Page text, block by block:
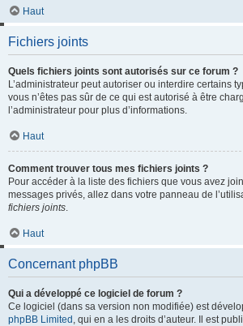
Haut
Fichiers joints
Quels fichiers joints sont autorisés sur ce forum ?
L’administrateur peut autoriser ou interdire certains
vous n’êtes pas sûr de ce qui est autorisé à être
l’administrateur pour plus d’informations.
Haut
Comment trouver tous mes fichiers joints ?
Pour accéder à la liste des fichiers que vous avez
messages privés, allez dans votre panneau de
fichiers joints.
Haut
Concernant phpBB
Qui a développé ce logiciel de forum ?
Ce logiciel (dans sa version non modifiée) est
phpBB Limited , qui en a les droits d’auteur. Il est